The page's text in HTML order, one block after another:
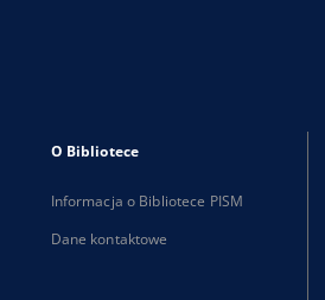
O Bibliotece
Informacja o Bibliotece PISM
Dane kontaktowe